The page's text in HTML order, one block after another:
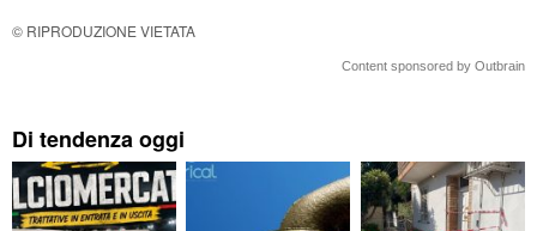
© RIPRODUZIONE VIETATA
Content sponsored by Outbrain
Di tendenza oggi